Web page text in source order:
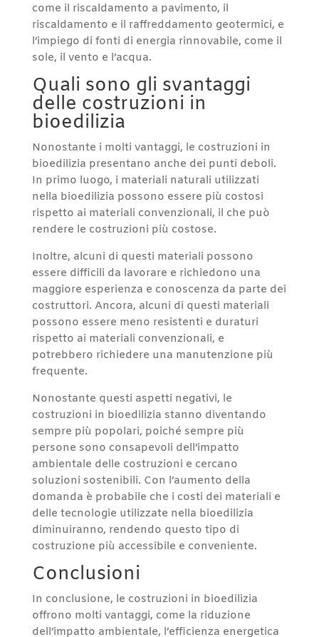
come il riscaldamento a pavimento, il
riscaldamento e il raffreddamento geotermici, e
l’impiego di fonti di energia rinnovabile, come il
sole, il vento e l’acqua.
Quali sono gli svantaggi
delle costruzioni in
bioedilizia
Nonostante i molti vantaggi, le costruzioni in
bioedilizia presentano anche dei punti deboli.
In primo luogo, i materiali naturali utilizzati
nella bioedilizia possono essere più costosi
rispetto ai materiali convenzionali, il che può
rendere le costruzioni più costose.
Inoltre, alcuni di questi materiali possono
essere difficili da lavorare e richiedono una
maggiore esperienza e conoscenza da parte dei
costruttori. Ancora, alcuni di questi materiali
possono essere meno resistenti e duraturi
rispetto ai materiali convenzionali, e
potrebbero richiedere una manutenzione più
frequente.
Nonostante questi aspetti negativi, le
costruzioni in bioedilizia stanno diventando
sempre più popolari, poiché sempre più
persone sono consapevoli dell’impatto
ambientale delle costruzioni e cercano
soluzioni sostenibili. Con l’aumento della
domanda è probabile che i costi dei materiali e
delle tecnologie utilizzate nella bioedilizia
diminuiranno, rendendo questo tipo di
costruzione più accessibile e conveniente.
Conclusioni
In conclusione, le costruzioni in bioedilizia
offrono molti vantaggi, come la riduzione
dell’impatto ambientale, l’efficienza energetica